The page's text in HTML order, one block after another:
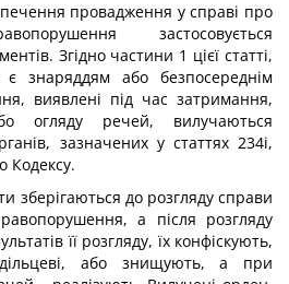
провадження у справі про
застосовується
Згідно частини 1 цієї статті,
знаряддям або безпосереднім
виявлені під час затримання,
огляду речей, вилучаються
зазначених у статтях 234і,
Кодексу.
зберігаються до розгляду справи
а після розгляду
її розгляду, їх конфіскують,
або знищують, а при